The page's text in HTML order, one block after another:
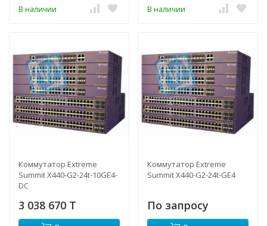
В наличии В наличии
Коммутатор Extreme
Summit X440-G2-24t-10GE4-
DC
3 038 670 T
Коммутатор Extreme
Summit X440-G2-24t-GE4
По запросу